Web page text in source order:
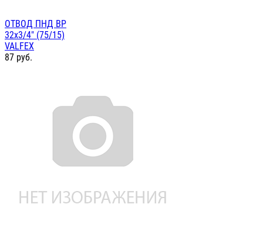
ОТВОД ПНД ВР
32х3/4" (75/15)
VALFEX
87 руб.